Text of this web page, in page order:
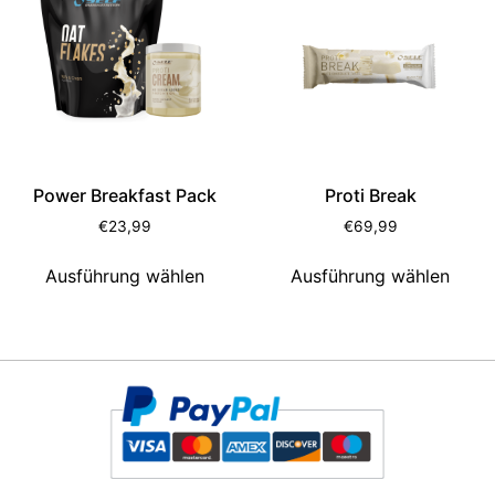
Power Breakfast Pack
€23,99
Ausführung wählen
Proti Break
€69,99
Ausführung wählen